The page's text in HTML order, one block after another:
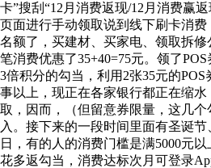
卡”搜刮“12月消费返现/12月消费赢
页面进行手动领取说到线下刷卡消
名额了，买建材、买家电、领取拆
笔消费优惠了35+40=75元。领了
3倍积分的勾当，利用2张35元的
事以上，现正在各家银行都正在缩
取，因而，（但留意券限量，这几
入。接下来的一段时间里面有圣诞
日，有的人的消费门槛是满5000元
花多返勾当，消费达标次月可登录